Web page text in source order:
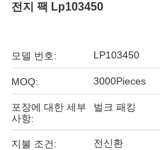
전지 팩 Lp103450
모델 번호: LP103450
MOQ: 3000Pieces
포장에 대한 세부
사항:
벌크 패킹
지불 조건: 전신환